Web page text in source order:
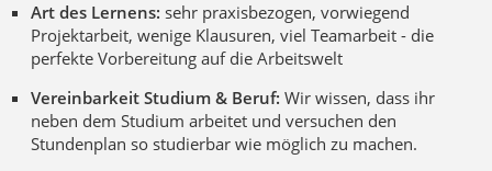
Art des Lernens: sehr praxisbezogen, vorwiegend
Projektarbeit, wenige Klausuren, viel Teamarbeit - die
perfekte Vorbereitung auf die Arbeitswelt
Vereinbarkeit Studium & Beruf: Wir wissen, dass ihr
neben dem Studium arbeitet und versuchen den
Stundenplan so studierbar wie möglich zu machen.